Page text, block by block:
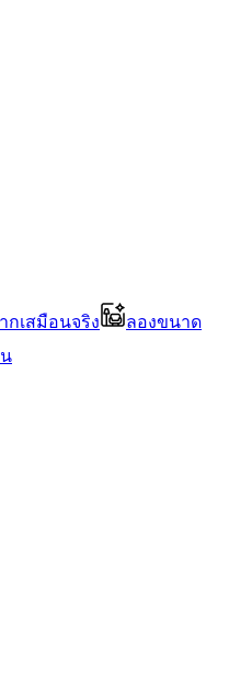
กเสมือนจริง
ลองขนาด